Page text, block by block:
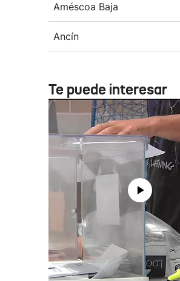
Améscoa Baja
Ancín
Te puede interesar